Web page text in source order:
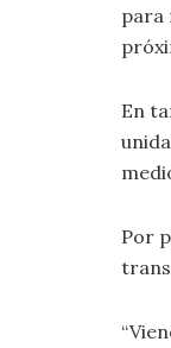
para
En
Por